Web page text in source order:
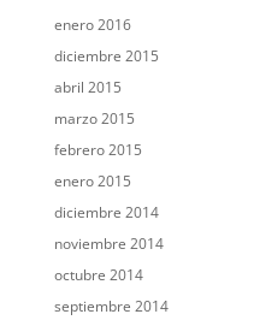
enero 2016
diciembre 2015
abril 2015
marzo 2015
febrero 2015
enero 2015
diciembre 2014
noviembre 2014
octubre 2014
septiembre 2014